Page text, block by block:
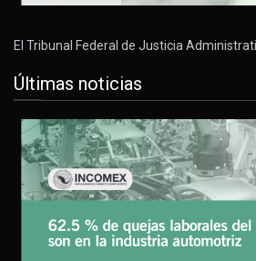
El Tribunal Federal de Justicia
Últimas noticias